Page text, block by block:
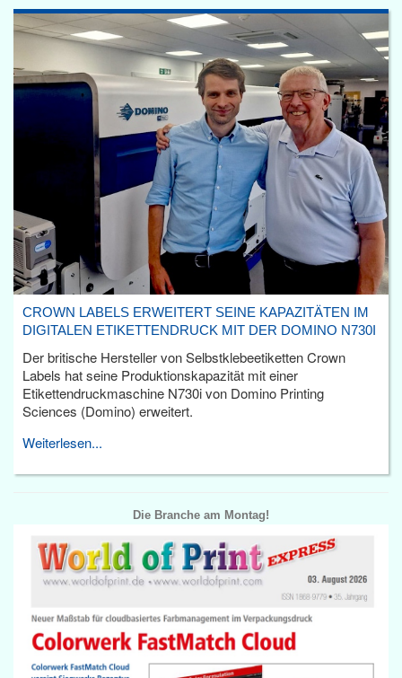
CROWN LABELS ERWEITERT SEINE KAPAZITÄTEN IM
DIGITALEN ETIKETTENDRUCK MIT DER DOMINO N730I
Der britische Hersteller von Selbstklebeetiketten Crown
Labels hat seine Produktionskapazität mit einer
Etikettendruckmaschine N730i von Domino Printing
Sciences (Domino) erweitert.
Weiterlesen...
Die Branche am Montag!